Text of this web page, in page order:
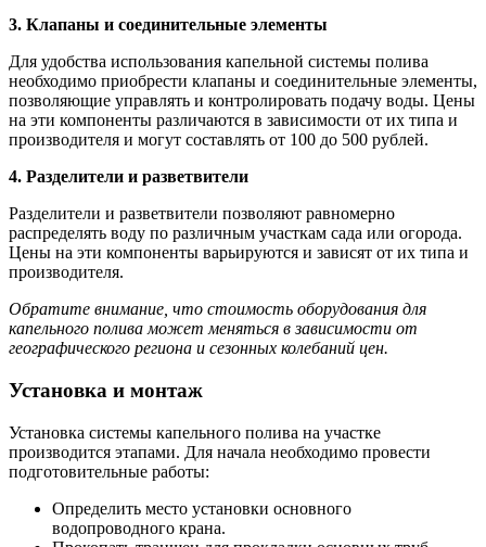
3. Клапаны и соединительные элементы
Для удобства использования капельной системы полива
необходимо приобрести клапаны и соединительные элементы,
позволяющие управлять и контролировать подачу воды. Цены
на эти компоненты различаются в зависимости от их типа и
производителя и могут составлять от 100 до 500 рублей.
4. Разделители и разветвители
Разделители и разветвители позволяют равномерно
распределять воду по различным участкам сада или огорода.
Цены на эти компоненты варьируются и зависят от их типа и
производителя.
Обратите внимание, что стоимость оборудования для
капельного полива может меняться в зависимости от
географического региона и сезонных колебаний цен.
Установка и монтаж
Установка системы капельного полива на участке
производится этапами. Для начала необходимо провести
подготовительные работы:
Определить место установки основного
водопроводного крана.